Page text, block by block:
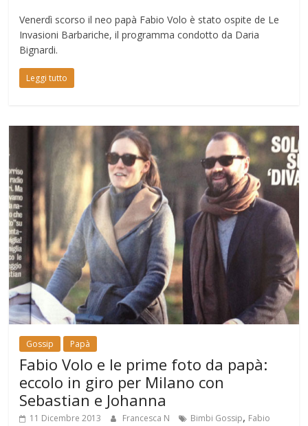
Venerdì scorso il neo papà Fabio Volo è stato ospite de Le
Invasioni Barbariche, il programma condotto da Daria
Bignardi.
Leggi tutto
Gossip Papà
Fabio Volo e le prime foto da papà:
eccolo in giro per Milano con
Sebastian e Johanna
11 Dicembre 2013 Francesca N Bimbi Gossip, Fabio